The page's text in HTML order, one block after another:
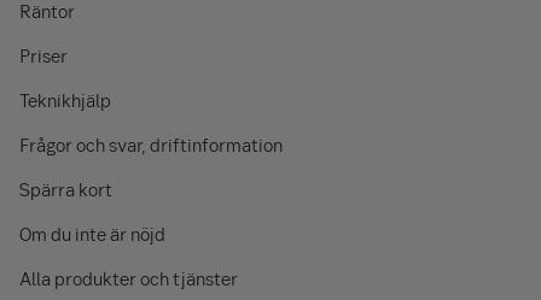
Räntor
Priser
Teknikhjälp
Frågor och svar, driftinformation
Spärra kort
Om du inte är nöjd
Alla produkter och tjänster